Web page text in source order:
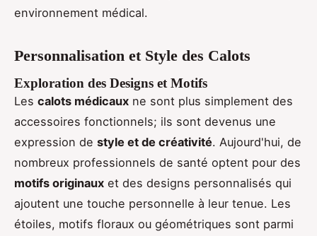
environnement médical.
Personnalisation et Style des Calots
Exploration des Designs et Motifs
Les calots médicaux ne sont plus simplement des
accessoires fonctionnels; ils sont devenus une
expression de style et de créativité. Aujourd'hui, de
nombreux professionnels de santé optent pour des
motifs originaux et des designs personnalisés qui
ajoutent une touche personnelle à leur tenue. Les
étoiles, motifs floraux ou géométriques sont parmi